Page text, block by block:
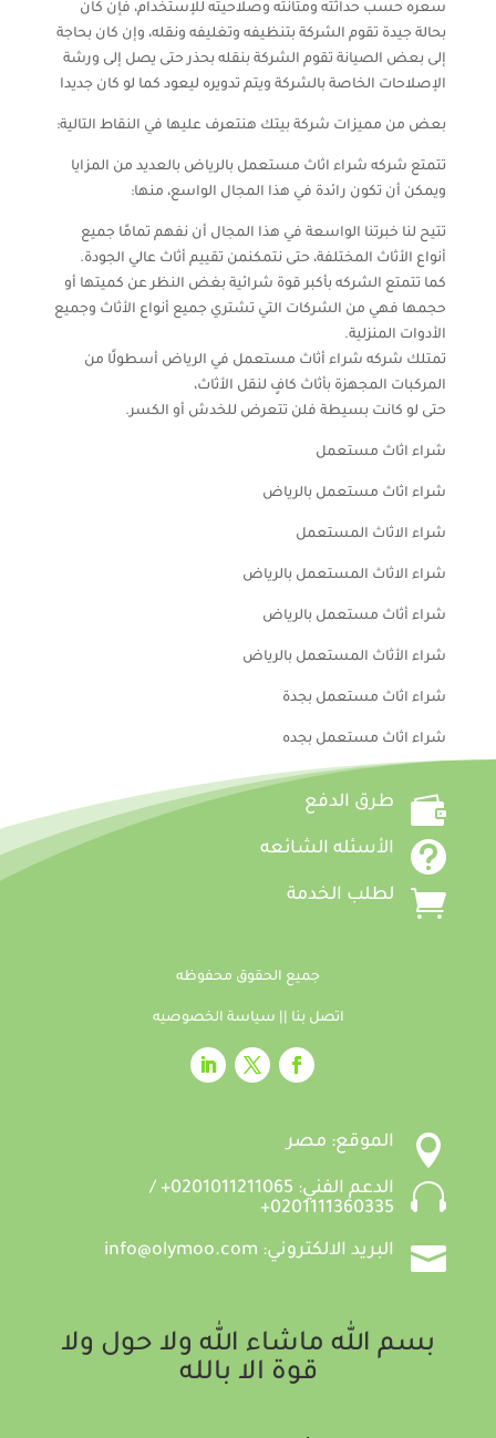
سعره حسب حداثته ومتانته وصلاحيته للإستخدام، فإن كان
بحالة جيدة تقوم الشركة بتنظيفه وتغليفه ونقله، وإن كان بحاجة
إلى بعض الصيانة تقوم الشركة بنقله بحذر حتى يصل إلى ورشة
الإصلاحات الخاصة بالشركة ويتم تدويره ليعود كما لو كان جديدا
بعض من مميزات شركة بيتك هنتعرف عليها في النقاط التالية:
تتمتع شركه شراء اثاث مستعمل بالرياض بالعديد من المزايا
ويمكن أن تكون رائدة في هذا المجال الواسع، منها:
تتيح لنا خبرتنا الواسعة في هذا المجال أن نفهم تمامًا جميع
أنواع الأثاث المختلفة، حتى نتمكنمن تقييم أثاث عالي الجودة.
كما تتمتع الشركه بأكبر قوة شرائية بغض النظر عن كميتها أو
حجمها فهي من الشركات التي تشتري جميع أنواع الأثاث وجميع
الأدوات المنزلية.
تمتلك شركه شراء أثاث مستعمل في الرياض أسطولًا من
المركبات المجهزة بأثاث كافٍ لنقل الأثاث،
حتى لو كانت بسيطة فلن تتعرض للخدش أو الكسر.
شراء اثاث مستعمل
شراء اثاث مستعمل بالرياض
شراء الاثاث المستعمل
شراء الاثاث المستعمل بالرياض
شراء أثاث مستعمل بالرياض
شراء الأثاث المستعمل بالرياض
شراء اثاث مستعمل بجدة
شراء اثاث مستعمل بجده
 طرق الدفع
 الأسئله الشائعه
 لطلب الخدمة
جميع الحقوق محفوظه
اتصل بنا سياسة الخصوصيه
 الموقع: مصر

الدعم الفني: 0201011211065+ /
0201111360335+
 البريد الالكتروني: info@olymoo.com
بسم الله ماشاء الله ولا حول ولا
قوة الا بالله